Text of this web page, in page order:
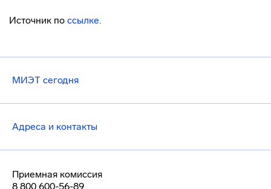
Источник по ссылке.
МИЭТ сегодня
Адреса и контакты
Приемная комиссия
8 800 600-56-89